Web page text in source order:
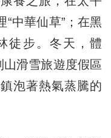
中華仙草”；在黑
徒步。冬天，體
山滑雪旅遊度假區
泡著熱氣蒸騰的